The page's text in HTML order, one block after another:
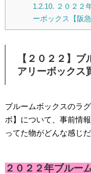
1.2.10. ２０２２
ーボックス【阪
【２０２２】
アリーボックス
ブルームボックスのラ
ボ】について、事前情
ってた物がどんな感じ
２０２２年ブルー